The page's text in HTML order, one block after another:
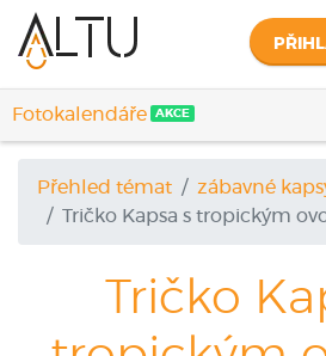
Fotokalendáře AKCE
Přehled témat
zábavné
Tričko Kapsa s tropickým
Tričko